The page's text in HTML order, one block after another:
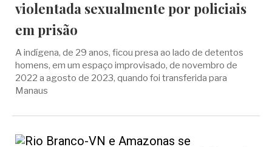
violentada sexualmente por policiais
em prisão
A indígena, de 29 anos, ficou presa ao lado de detentos
homens, em um espaço improvisado, de novembro de
2022 a agosto de 2023, quando foi transferida para
Manaus